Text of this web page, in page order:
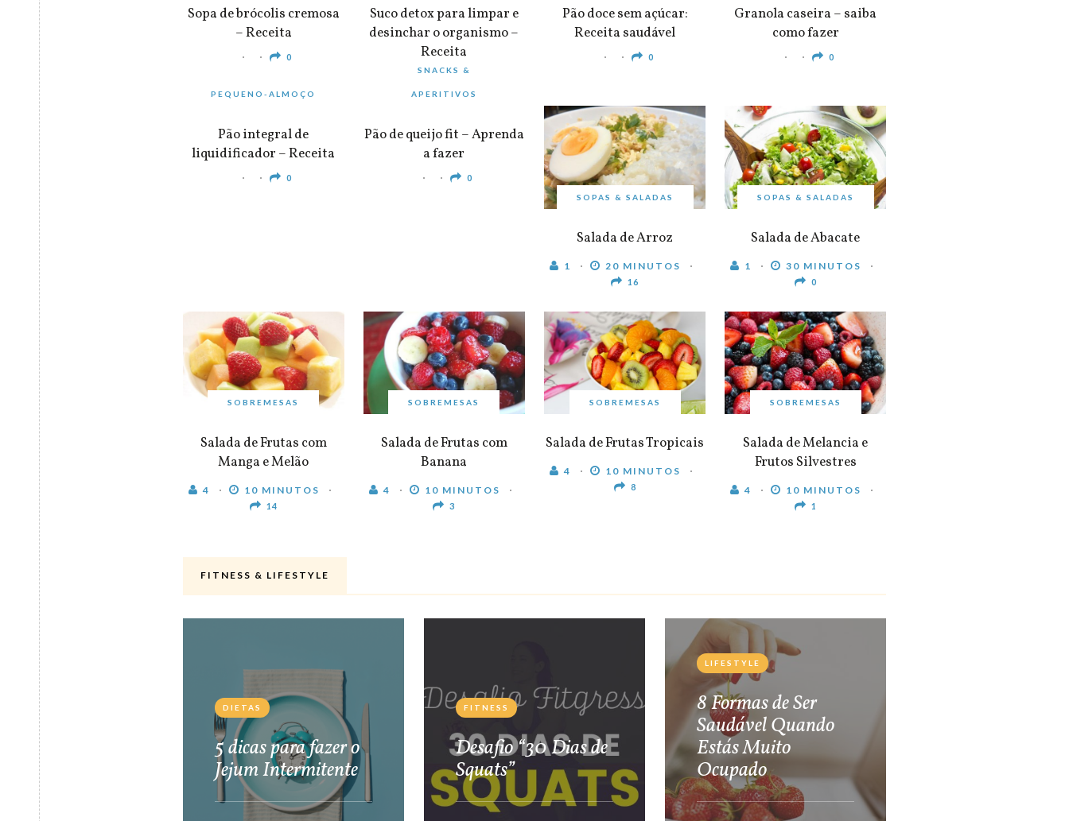
Sopa de brócolis cremosa
– Receita
0
Suco detox para limpar e
desinchar o organismo –
Receita
0
Pão doce sem açúcar:
Receita saudável
0
Granola caseira – saiba
como fazer
0
PEQUENO-ALMOÇO
Pão integral de
liquidificador – Receita
0
SNACKS &
APERITIVOS
Pão de queijo fit – Aprenda
a fazer
0
SOPAS & SALADAS
Salada de Arroz
1 20 MINUTOS
16
SOPAS & SALADAS
Salada de Abacate
1 30 MINUTOS
0
SOBREMESAS
Salada de Frutas com
Manga e Melão
4 10 MINUTOS
14
SOBREMESAS
Salada de Frutas com
Banana
4 10 MINUTOS
3
SOBREMESAS
Salada de Frutas Tropicais
4 10 MINUTOS
8
SOBREMESAS
Salada de Melancia e
Frutos Silvestres
4 10 MINUTOS
1
FITNESS & LIFESTYLE
DIETAS
5 dicas para fazer o
Jejum Intermitente
FITNESS
Desafio “30 Dias de
Squats”
LIFESTYLE
8 Formas de Ser
Saudável Quando
Estás Muito
Ocupado